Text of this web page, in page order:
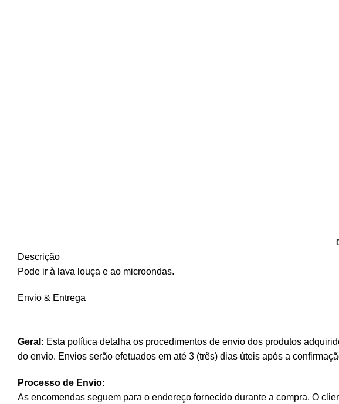
Descrição
Pode ir à lava louça e ao microondas.
Envio & Entrega
Geral: Esta política detalha os procedimentos de envio dos produtos
do envio. Envios serão efetuados em até 3 (três) dias úteis após a
Processo de Envio:
As encomendas seguem para o endereço fornecido durante a compra. O